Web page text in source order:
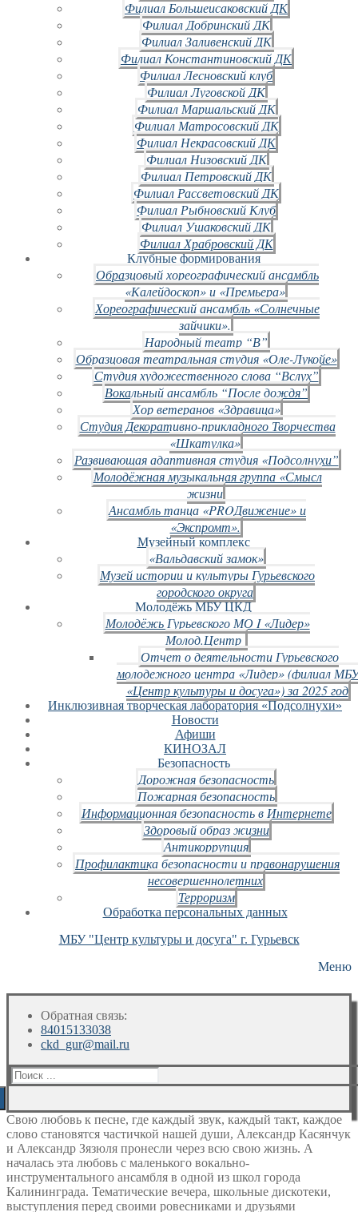
Филиал Большеисаковский ДК
Филиал Добринский ДК
Филиал Заливенский ДК
Филиал Константиновский ДК
Филиал Лесновский клуб
Филиал Луговской ДК
Филиал Маршальский ДК
Филиал Матросовский ДК
Филиал Некрасовский ДК
Филиал Низовский ДК
Филиал Петровский ДК
Филиал Рассветовский ДК
Филиал Рыбновский Клуб
Филиал Ушаковский ДК
Филиал Храбровский ДК
Клубные формирования
Образцовый хореографический ансамбль
«Калейдоскоп» и «Премьера»
Хореографический ансамбль «Солнечные
зайчики».
Народный театр “В”
Образцовая театральная студия «Оле-Лукойе»
Студия художественного слова “Вслух”
Вокальный ансамбль “После дождя”
Хор ветеранов «Здравица»
Студия Декоративно-прикладного Творчества
«Шкатулка»
Развивающая адаптивная студия «Подсолнухи”
Молодёжная музыкальная группа «Смысл
жизни
Ансамбль танца «PROДвижение» и
«Экспромт».
Музейный комплекс
«Вальдавский замок»
Музей истории и культуры Гурьевского
городского округа
Молодёжь МБУ ЦКД
Молодёжь Гурьевского МО I «Лидер»
Молод.Центр
Отчет о деятельности Гурьевского
молодежного центра «Лидер» (филиал
«Центр культуры и досуга») за 2025 год
Инклюзивная творческая лаборатория «Подсолнухи»
Новости
Афиши
КИНОЗАЛ
Безопасность
Дорожная безопасность
Пожарная безопасность
Информационная безопасность в Интернете
Здоровый образ жизни
Антикоррупция
Профилактика безопасности и правонарушения
несовершеннолетних
Терроризм
Обработка персональных данных
МБУ "Центр культуры и досуга" г. Гурьевск
Меню
Обратная связь:
84015133038
ckd_gur@mail.ru
Искать:
Свою любовь к песне, где каждый звук, каждый такт, каждое
слово становятся частичкой нашей души, Александр Касянчук
и Александр Зязюля пронесли через всю свою жизнь. А
началась эта любовь с маленького вокально-
инструментального ансамбля в одной из школ города
Калининграда. Тематические вечера, школьные дискотеки,
выступления перед своими ровесниками и друзьями